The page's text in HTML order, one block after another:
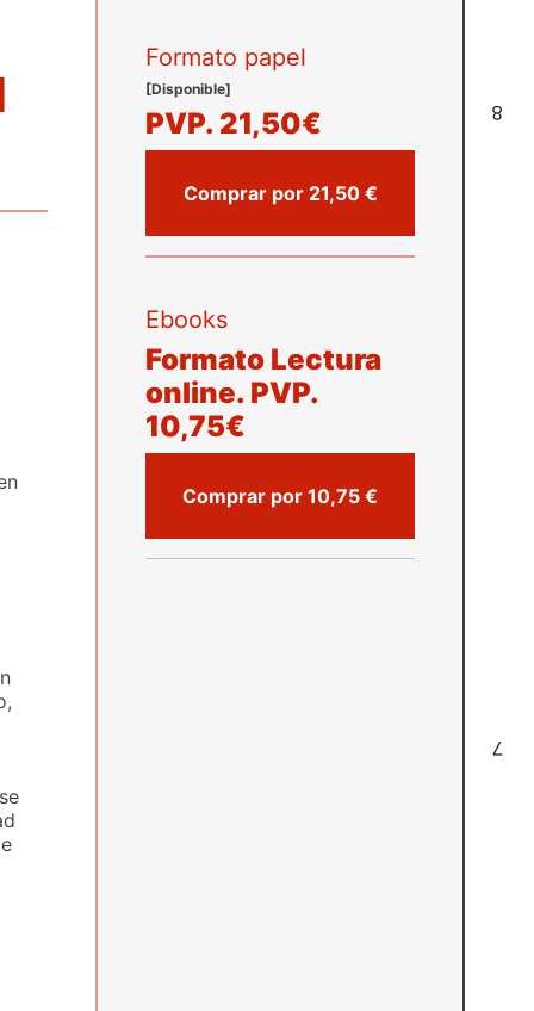
8
7
Formato papel
[Disponible]
PVP. 21,50€
Comprar por 21,50 €
Ebooks
Formato Lectura
online. PVP.
10,75€
Comprar por 10,75 €